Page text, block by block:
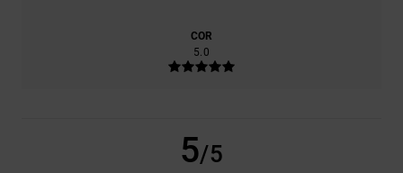
COR
5.0
5/5